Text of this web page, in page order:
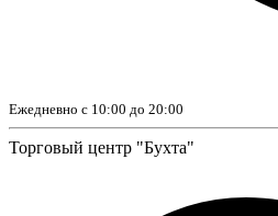
Ежедневно с 10:00 до 20:00
Торговый центр "Бухта"